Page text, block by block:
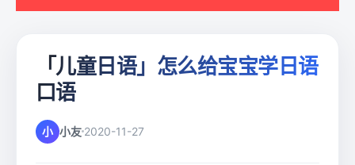
「儿童日语」怎么给宝宝学日语
口语
小 小友 2020-11-27